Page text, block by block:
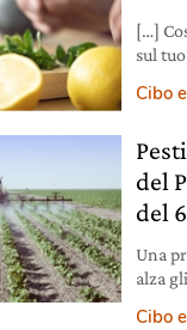
[…]
sul
ricche
Cibo
del
del
Una
alza
Cibo